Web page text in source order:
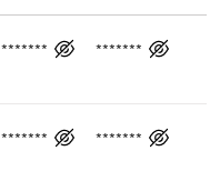
******* *******
******* *******